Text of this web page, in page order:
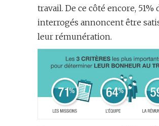
travail. De ce côté encore, 51%
interrogés annoncent être
leur rémunération.